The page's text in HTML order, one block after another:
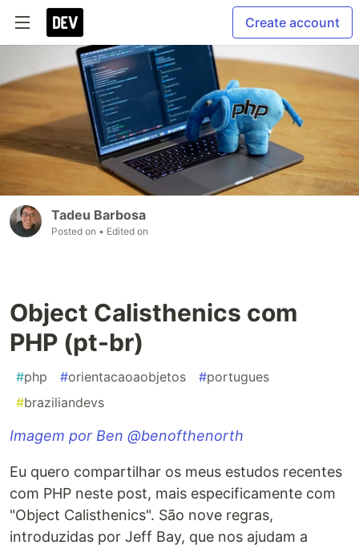
Create account
Tadeu Barbosa
Posted on • Edited on
Object Calisthenics com
PHP (pt-br)
#php #orientacaoaobjetos #portugues
#braziliandevs
Imagem por Ben @benofthenorth
Eu quero compartilhar os meus estudos recentes
com PHP neste post, mais especificamente com
"Object Calisthenics". São nove regras,
introduzidas por Jeff Bay, que nos ajudam a